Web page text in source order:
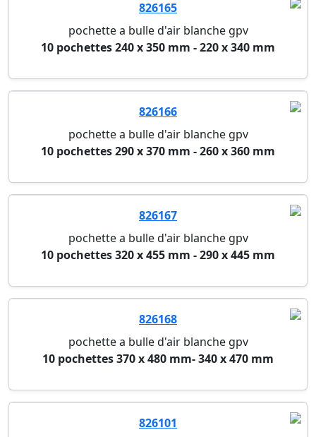
826165
pochette a bulle d'air blanche gpv
10 pochettes 240 x 350 mm - 220 x 340 mm
826166
pochette a bulle d'air blanche gpv
10 pochettes 290 x 370 mm - 260 x 360 mm
826167
pochette a bulle d'air blanche gpv
10 pochettes 320 x 455 mm - 290 x 445 mm
826168
pochette a bulle d'air blanche gpv
10 pochettes 370 x 480 mm- 340 x 470 mm
826101